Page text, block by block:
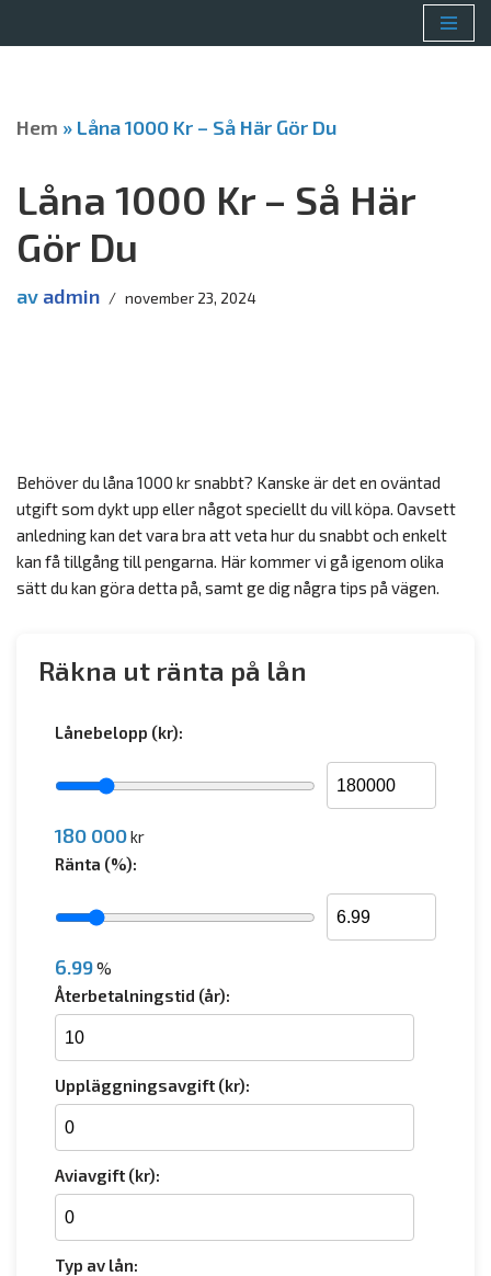
Hem » Låna 1000 Kr – Så Här Gör Du
Låna 1000 Kr – Så Här
Gör Du
av admin november 23, 2024
Behöver du låna 1000 kr snabbt? Kanske är det en oväntad
utgift som dykt upp eller något speciellt du vill köpa. Oavsett
anledning kan det vara bra att veta hur du snabbt och enkelt
kan få tillgång till pengarna. Här kommer vi gå igenom olika
sätt du kan göra detta på, samt ge dig några tips på vägen.
Räkna ut ränta på lån
Lånebelopp (kr):
180 000kr
Ränta (%):
6.99%
Återbetalningstid (år):
Uppläggningsavgift (kr):
Aviavgift (kr):
Typ av lån: